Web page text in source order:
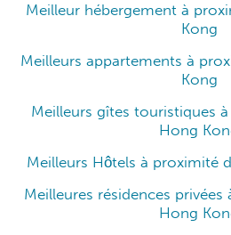
Meilleur hébergement à
Kong
Meilleurs appartements à
Kong
Meilleurs gîtes touristiques
Hong
Meilleurs Hôtels à proximité
Meilleures résidences
Hong